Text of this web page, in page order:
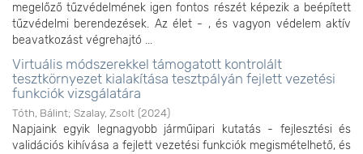
megelőző tűzvédelmének igen fontos részét képezik a beépített
tűzvédelmi berendezések. Az élet - , és vagyon védelem aktív
beavatkozást végrehajtó ...
Virtuális módszerekkel támogatott kontrolált
tesztkörnyezet kialakítása tesztpályán fejlett vezetési
funkciók vizsgálatára
Tóth, Bálint; Szalay, Zsolt (2024)
Napjaink egyik legnagyobb járműipari kutatás - fejlesztési és
validációs kihívása a fejlett vezetési funkciók megismételhető, és